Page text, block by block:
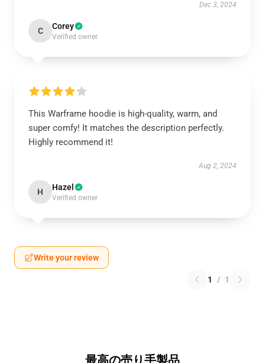
Dec 3, 2024
C Corey
Verified owner
This Warframe hoodie is high-quality, warm, and
super comfy! It matches the description perfectly.
Highly recommend it!
Aug 2, 2024
H Hazel
Verified owner
Write your review
1 / 1
最高の売り手製品